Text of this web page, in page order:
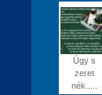
Úgy s
zeret
nék.....